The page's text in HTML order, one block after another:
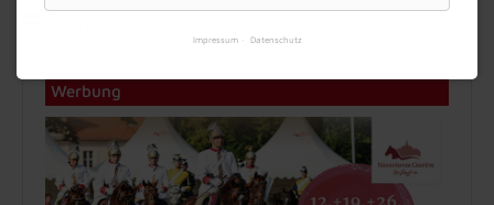
Werbung
Impressum Datenschutz